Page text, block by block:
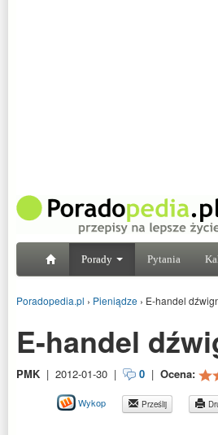
Porady Pytania
Poradopedia.pl › Pieniądze › E-handel
E-handel
PMK | 2012-01-30 | 0 | Ocena:
Wykop Prześlij